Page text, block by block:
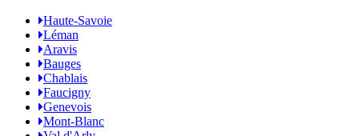
Haute-Savoie
Léman
Aravis
Bauges
Chablais
Faucigny
Genevois
Mont-Blanc